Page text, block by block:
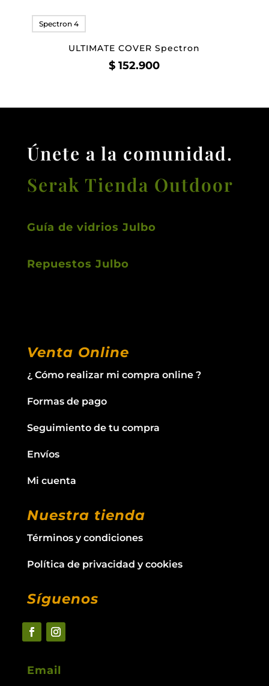
Spectron 4
ULTIMATE COVER Spectron
$ 152.900
Únete a la comunidad.
Serak Tienda Outdoor
Guía de vidrios Julbo
Repuestos Julbo
Venta Online
¿ Cómo realizar mi compra online ?
Formas de pago
Seguimiento de tu compra
Envíos
Mi cuenta
Nuestra tienda
Términos y condiciones
Política de privacidad y cookies
Síguenos
Email